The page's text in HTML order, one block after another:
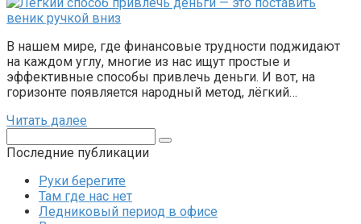
В нашем мире, где финансовые трудности поджидают
на каждом углу, многие из нас ищут простые и
эффективные способы привлечь деньги. И вот, на
горизонте появляется народный метод, лёгкий…
Читать далее
Последние публикации
Руки берегите
Там где нас нет
Ледниковый период в офисе